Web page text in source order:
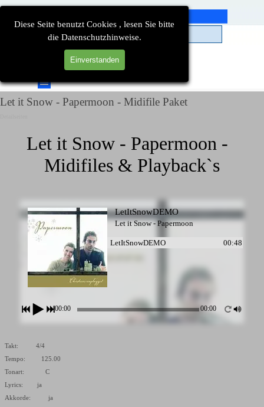
Diese Seite benutzt Cookies , lesen Sie bitte
die Datenschutzhinweise.
Einverstanden
Direkt zum Seiteninhalt
Menü überspringen
Let it Snow - Papermoon - Midifile Paket
Let it Snow - Papermoon -
Midifiles & Playback`s
LetItSnowDEMO
Let it Snow - Papermoon
LetItSnowDEMO 00:48
00:00 00:00
Takt: 4/4
Tempo: 125.00
Tonart: C
Lyrics: ja
Akkorde: ja